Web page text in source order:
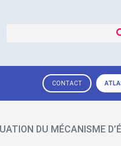
CONTACT
DU MÉCANISME